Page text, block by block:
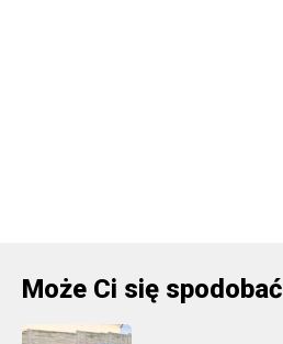
Może Ci się spodobać